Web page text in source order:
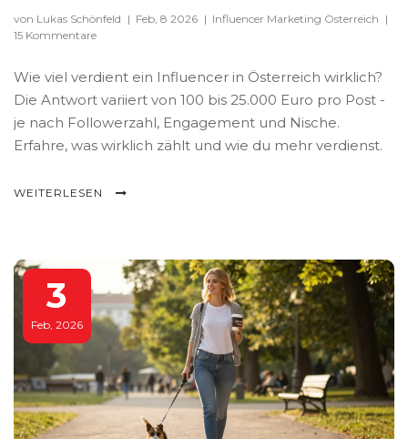
von Lukas Schönfeld | Feb, 8 2026 | Influencer Marketing Österreich |
15 Kommentare
Wie viel verdient ein Influencer in Österreich wirklich?
Die Antwort variiert von 100 bis 25.000 Euro pro Post -
je nach Followerzahl, Engagement und Nische.
Erfahre, was wirklich zählt und wie du mehr verdienst.
WEITERLESEN
3
Feb, 2026